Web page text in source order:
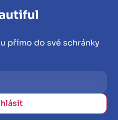
přímo do své schránky